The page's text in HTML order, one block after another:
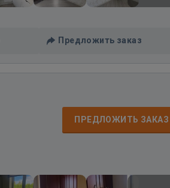
Предложить заказ
ПРЕДЛОЖИТЬ ЗАКАЗ